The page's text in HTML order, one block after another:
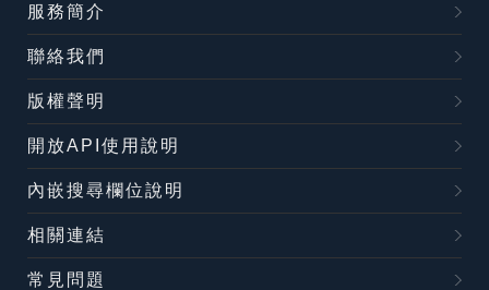
服務簡介
聯絡我們
版權聲明
開放API使用說明
內嵌搜尋欄位說明
相關連結
常見問題